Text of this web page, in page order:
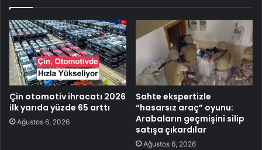
Çin otomotiv ihracatı 2026
ilk yarıda yüzde 65 arttı
Ağustos 6, 2026
Sahte ekspertizle
“hasarsız araç” oyunu:
Arabaların geçmişini silip
satışa çıkardılar
Ağustos 6, 2026